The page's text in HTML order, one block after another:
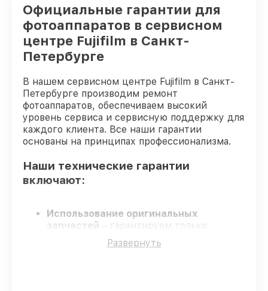
Официальные гарантии для
фотоаппаратов в сервисном
центре Fujifilm в Санкт-
Петербурге
В нашем сервисном центре Fujifilm в Санкт-
Петербурге производим ремонт
фотоаппаратов, обеспечиваем высокий
уровень сервиса и сервисную поддержку для
каждого клиента. Все наши гарантии
основаны на принципах профессионализма.
Наши технические гарантии
включают:
Использование оригинальных
запчастей – гарантируем только
подлинные детали для фотоаппаратов.
Опытные мастера– обучение и
Развернуть